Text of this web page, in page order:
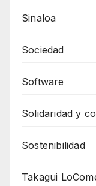
Sinaloa
Sociedad
Software
Solidaridad y
Sostenibilidad
Takagui